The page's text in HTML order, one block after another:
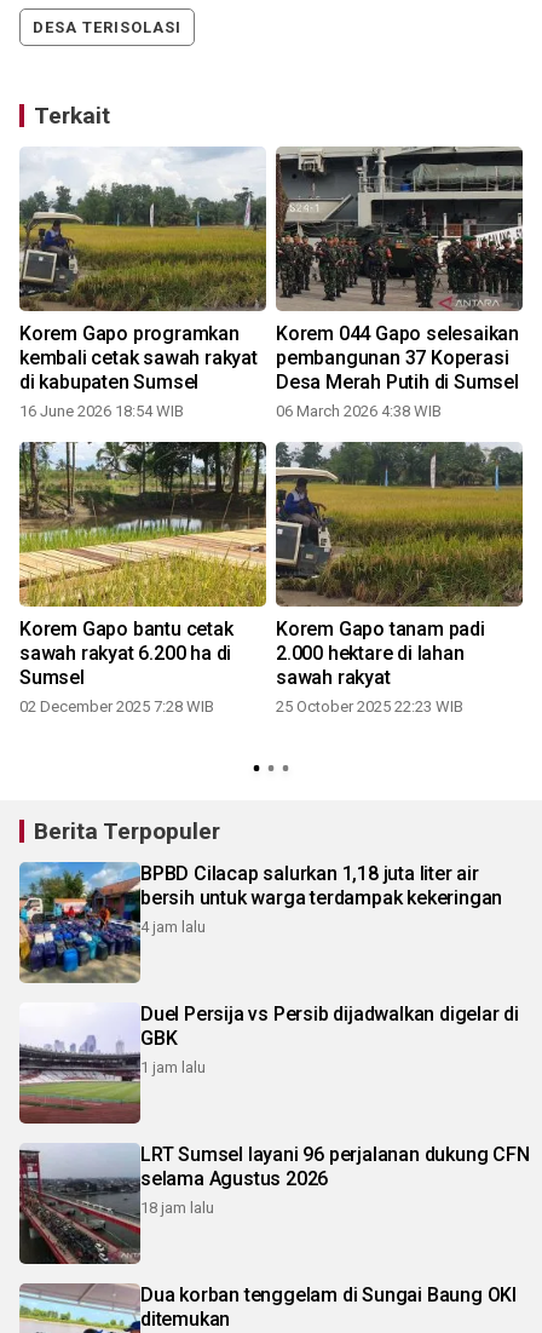
DESA TERISOLASI
Terkait
Korem Gapo programkan
kembali cetak sawah rakyat
di kabupaten Sumsel
16 June 2026 18:54 WIB
Korem 044 Gapo selesaikan
pembangunan 37 Koperasi
Desa Merah Putih di Sumsel
06 March 2026 4:38 WIB
Korem Gapo bantu cetak
sawah rakyat 6.200 ha di
Sumsel
02 December 2025 7:28 WIB
Korem Gapo tanam padi
2.000 hektare di lahan
sawah rakyat
25 October 2025 22:23 WIB
Berita Terpopuler
BPBD Cilacap salurkan 1,18 juta liter air
bersih untuk warga terdampak kekeringan
4 jam lalu
Duel Persija vs Persib dijadwalkan digelar di
GBK
1 jam lalu
LRT Sumsel layani 96 perjalanan dukung CFN
selama Agustus 2026
18 jam lalu
Dua korban tenggelam di Sungai Baung OKI
ditemukan